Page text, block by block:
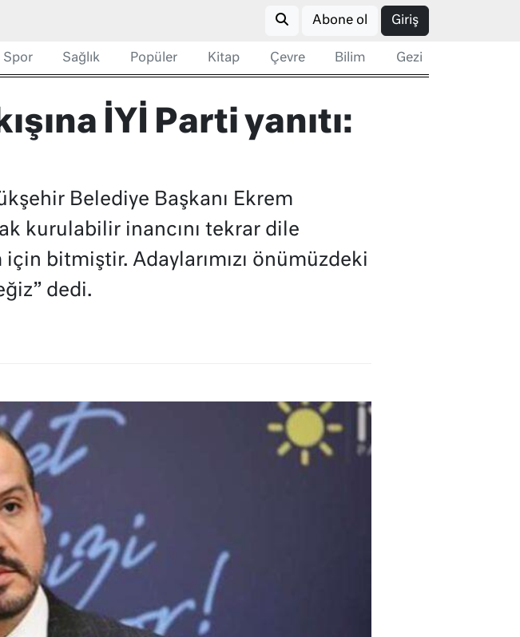
Abone ol Giriş
Spor Sağlık Popüler Kitap Çevre Bilim Gezi
İYİ Parti yanıtı:
Belediye Başkanı Ekrem
kurulabilir inancını tekrar dile
bitmiştir. Adaylarımızı önümüzdeki
dedi.